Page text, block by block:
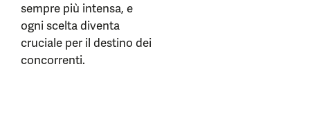
sempre più intensa, e
ogni scelta diventa
cruciale per il destino dei
concorrenti.